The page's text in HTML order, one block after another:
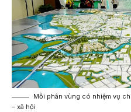
Mỗi phân vùng có nhiệm vụ
– xã hội